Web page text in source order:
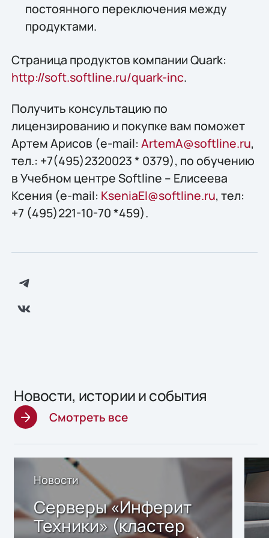
постоянного переключения между
продуктами.
Страница продуктов компании Quark:
http://soft.softline.ru/quark-inc.
Получить конcультацию по
лицензированию и покупке вам поможет
Артем Арисов (e-mail: ArtemA@softline.ru,
тел.: +7(495)2320023 * 0379), по обучению
в Учебном центре Softline – Елисеева
Ксения (e-mail: KseniaEl@softline.ru, тел:
+7 (495)221-10-70 *459).
Новости, истории и события
Смотреть все
Новости
Серверы «Инферит
Техники» (кластер